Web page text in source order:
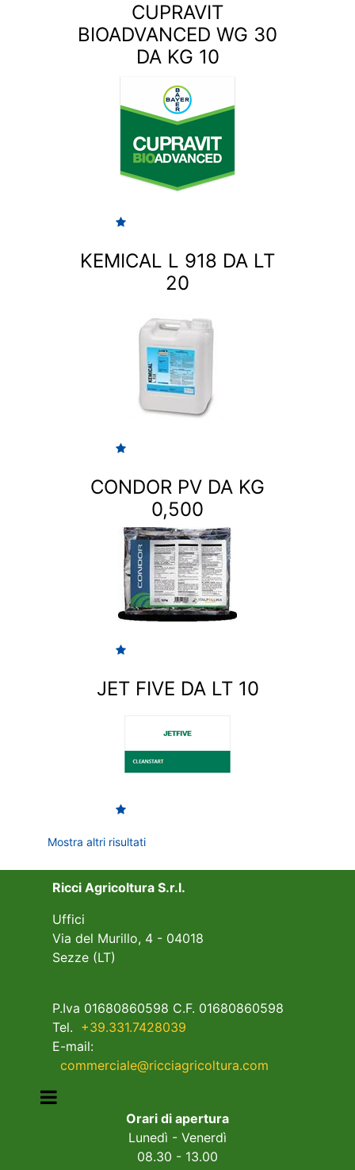
CUPRAVIT
BIOADVANCED WG 30
DA KG 10
KEMICAL L 918 DA LT
20
CONDOR PV DA KG
0,500
JET FIVE DA LT 10
Mostra altri risultati
Ricci Agricoltura S.r.l.
Uffici
Via del Murillo, 4 - 04018
Sezze (LT)
P.Iva 01680860598 C.F. 01680860598
Tel. +39.331.7428039
E-mail:
commerciale@ricciagricoltura.com
Open menu
Orari di apertura
Lunedì - Venerdì
08.30 - 13.00